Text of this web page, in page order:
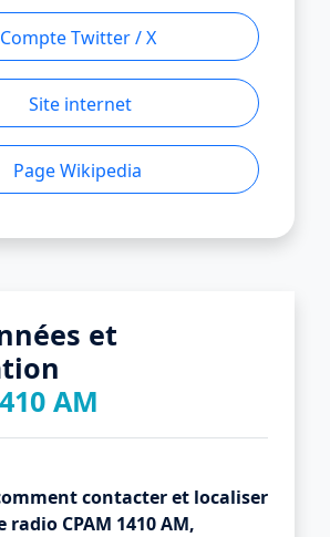
Compte Twitter / X
Site internet
Page Wikipedia
et
AM
contacter et localiser
radio CPAM 1410 AM,